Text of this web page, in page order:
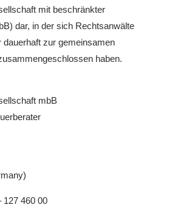
mit beschränkter
dar, in der sich Rechtsanwälte
dauerhaft zur gemeinsamen
haben.
mbB
127 460 00